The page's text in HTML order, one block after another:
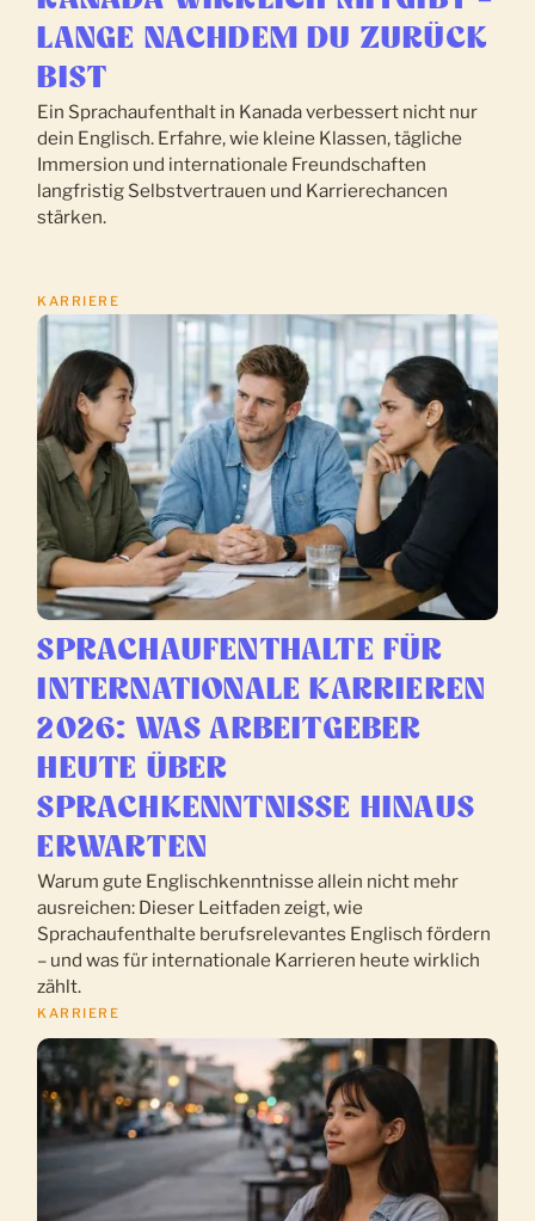
LANGE NACHDEM DU ZURÜCK
BIST
Ein Sprachaufenthalt in Kanada verbessert nicht nur
dein Englisch. Erfahre, wie kleine Klassen, tägliche
Immersion und internationale Freundschaften
langfristig Selbstvertrauen und Karrierechancen
stärken.
KARRIERE
SPRACHAUFENTHALTE FÜR
INTERNATIONALE KARRIEREN
2026: WAS ARBEITGEBER
HEUTE ÜBER
SPRACHKENNTNISSE HINAUS
ERWARTEN
Warum gute Englischkenntnisse allein nicht mehr
ausreichen: Dieser Leitfaden zeigt, wie
Sprachaufenthalte berufsrelevantes Englisch fördern
– und was für internationale Karrieren heute wirklich
zählt.
KARRIERE